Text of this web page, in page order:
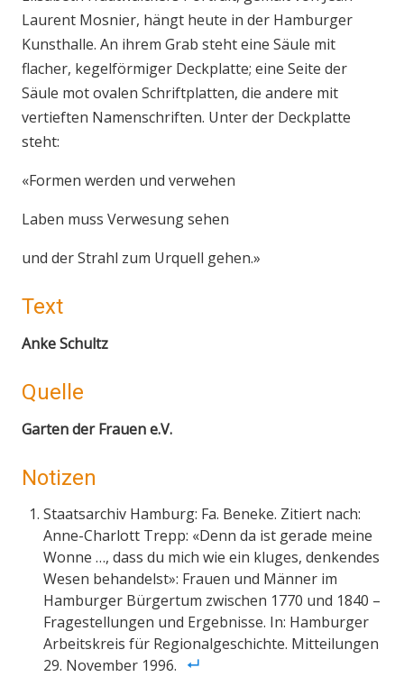
Laurent Mosnier, hängt heute in der Hamburger
Kunsthalle. An ihrem Grab steht eine Säule mit
flacher, kegelförmiger Deckplatte; eine Seite der
Säule mot ovalen Schriftplatten, die andere mit
vertieften Namenschriften. Unter der Deckplatte
steht:
«Formen werden und verwehen
Laben muss Verwesung sehen
und der Strahl zum Urquell gehen.»
Text
Anke Schultz
Quelle
Garten der Frauen e.V.
Notizen
Staatsarchiv Hamburg: Fa. Beneke. Zitiert nach:
Anne-Charlott Trepp: «Denn da ist gerade meine
Wonne …, dass du mich wie ein kluges, denkendes
Wesen behandelst»: Frauen und Männer im
Hamburger Bürgertum zwischen 1770 und 1840 –
Fragestellungen und Ergebnisse. In: Hamburger
Arbeitskreis für Regionalgeschichte. Mitteilungen
29. November 1996.